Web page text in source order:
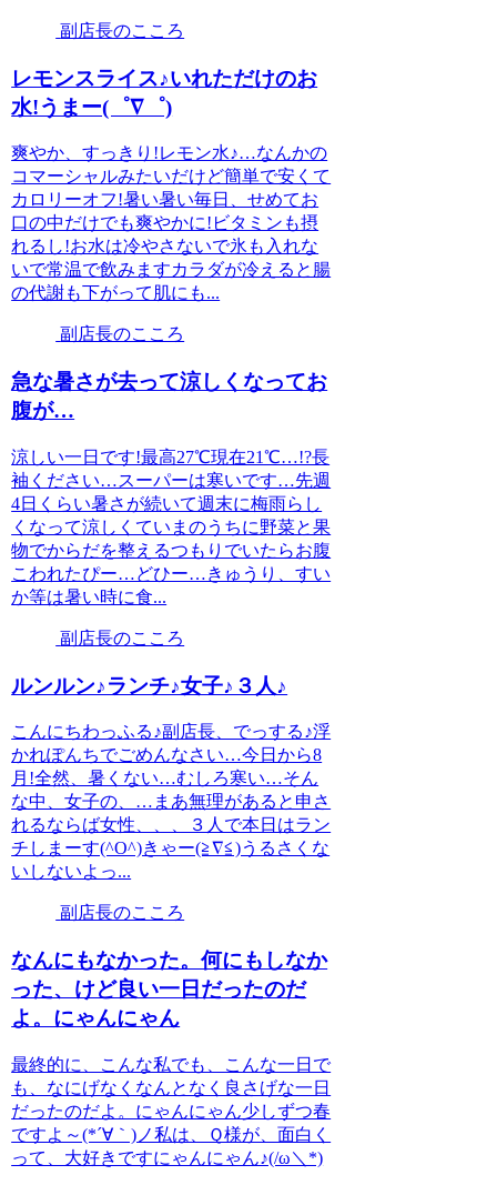
副店長のこころ
レモンスライス♪いれただけのお
水!うまー(゜∇゜)
爽やか、すっきり!レモン水♪…なんかの
コマーシャルみたいだけど簡単で安くて
カロリーオフ!暑い暑い毎日、せめてお
口の中だけでも爽やかに!ビタミンも摂
れるし!お水は冷やさないで氷も入れな
いで常温で飲みますカラダが冷えると腸
の代謝も下がって肌にも...
副店長のこころ
急な暑さが去って涼しくなってお
腹が…
涼しい一日です!最高27℃現在21℃…!?長
袖ください…スーパーは寒いです…先週
4日くらい暑さが続いて週末に梅雨らし
くなって涼しくていまのうちに野菜と果
物でからだを整えるつもりでいたらお腹
こわれたぴー…どひー…きゅうり、すい
か等は暑い時に食...
副店長のこころ
ルンルン♪ランチ♪女子♪３人♪
こんにちわっふる♪副店長、でっする♪浮
かれぽんちでごめんなさい…今日から8
月!全然、暑くない…むしろ寒い…そん
な中、女子の、…まあ無理があると申さ
れるならば女性、、、３人で本日はラン
チしまーす(^O^)きゃー(≧∇≦)うるさくな
いしないよっ...
副店長のこころ
なんにもなかった。何にもしなか
った、けど良い一日だったのだ
よ。にゃんにゃん
最終的に、こんな私でも、こんな一日で
も、なにげなくなんとなく良さげな一日
だったのだよ。にゃんにゃん少しずつ春
ですよ～(*´∀｀)ノ私は、Ｑ様が、面白く
って、大好きですにゃんにゃん♪(/ω＼*)